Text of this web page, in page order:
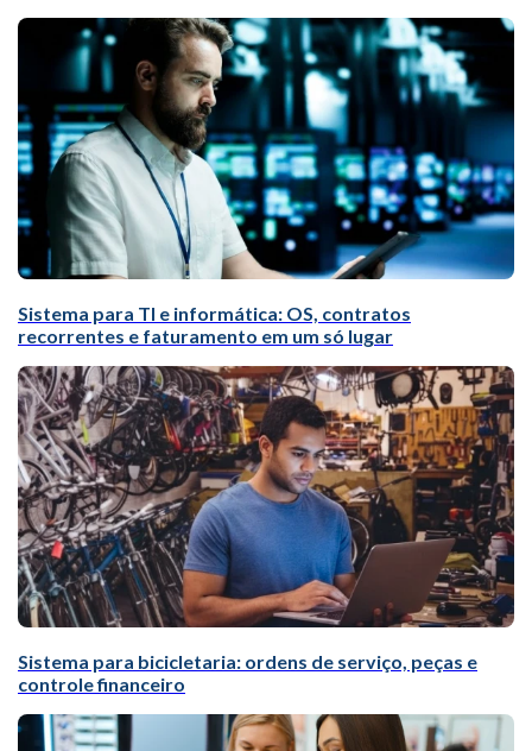
Sistema para TI e informática: OS, contratos
recorrentes e faturamento em um só lugar
Sistema para bicicletaria: ordens de serviço, peças e
controle financeiro